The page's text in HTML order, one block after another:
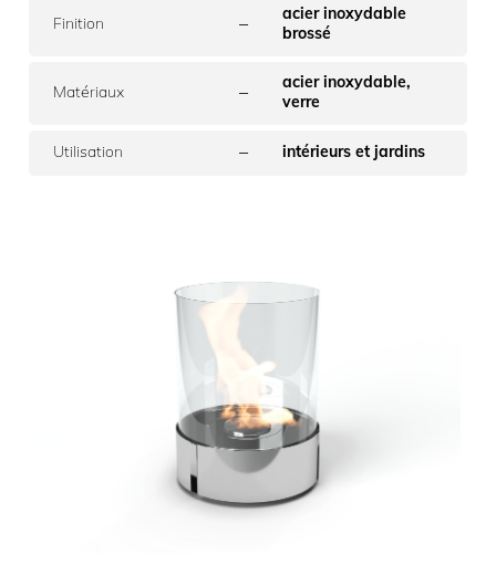
Finition –
acier inoxydable
brossé
Matériaux –
acier inoxydable,
verre
Utilisation – intérieurs et jardins